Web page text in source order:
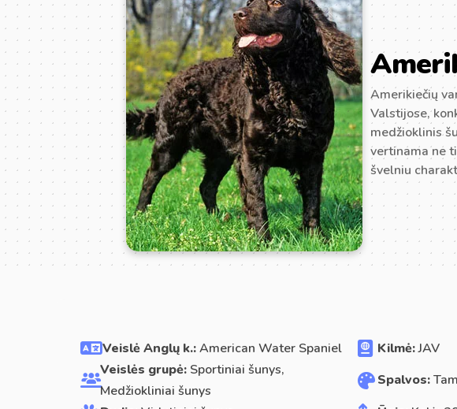
Amerikiečių
Valstijose,
medžioklinis
vertinama ne
švelniu
Veislė Anglų k.:American Water Spaniel Kilmė:JAV
Veislės grupė: Sportiniai šunys,
Medžiokliniai šunys
Spalvos: